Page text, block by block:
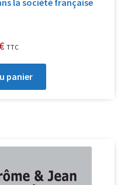
la société française
TTC
panier